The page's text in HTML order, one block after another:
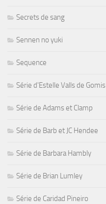
Secrets de sang
Sennen no yuki
Sequence
Série d'Estelle Valls de Gomis
Série de Adams et Clamp
Série de Barb et JC Hendee
Série de Barbara Hambly
Série de Brian Lumley
Série de Caridad Pineiro